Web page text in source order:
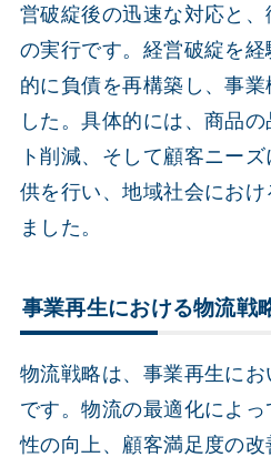
営破綻後の迅速な対応と
の実行です。経営破綻を
的に負債を再構築し、事
した。具体的には、商品
ト削減、そして顧客ニー
供を行い、地域社会にお
ました。
事業再生における物流戦
物流戦略は、事業再生に
です。物流の最適化によ
性の向上、顧客満足度の